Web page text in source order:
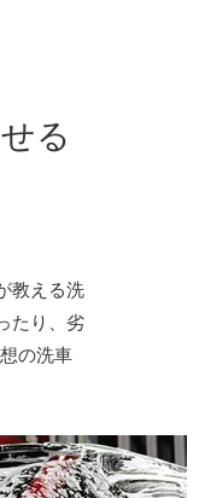
る
教える洗
たり、劣
の洗車